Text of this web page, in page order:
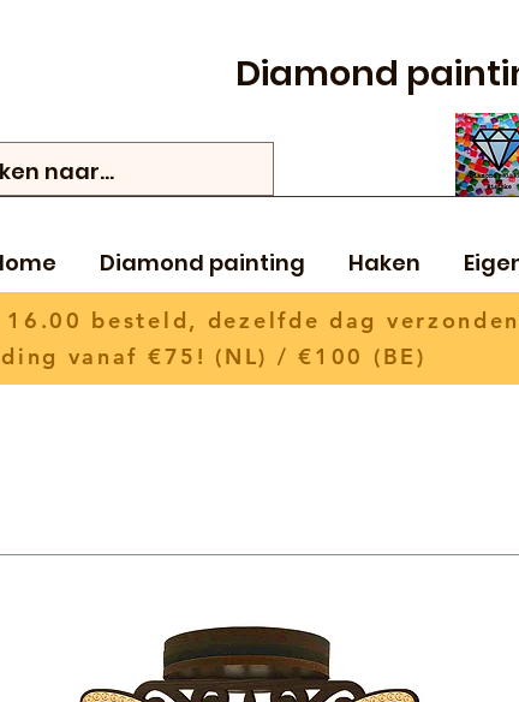
Diamond
Diamond painting Haken
16.00 besteld, dezelfde dag
vanaf €75! (NL) / €100 (BE)